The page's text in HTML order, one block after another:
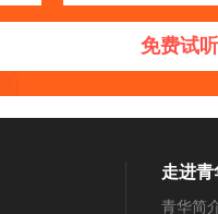
免费试听
走进青
青华简